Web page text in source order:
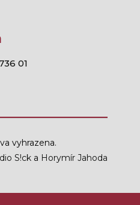
01
vyhrazena.
S!ck a Horymír Jahoda